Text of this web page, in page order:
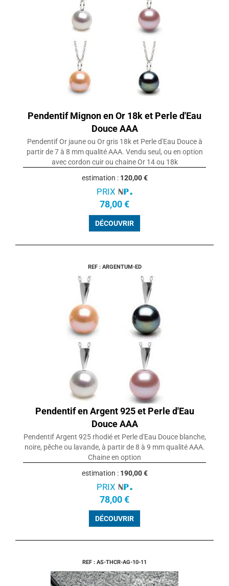
Pendentif Mignon en Or 18k et Perle d'Eau
Douce AAA
Pendentif Or jaune ou Or gris 18k et Perle d'Eau Douce à
partir de 7 à 8 mm qualité AAA. Vendu seul, ou en option
avec cordon cuir ou chaine Or 14 ou 18k
estimation : 120,00 €
PRIX
78,00 €
DÉCOUVRIR
REF : ARGENTUM-ED
Pendentif en Argent 925 et Perle d'Eau
Douce AAA
Pendentif Argent 925 rhodié et Perle d'Eau Douce blanche,
noire, pêche ou lavande, à partir de 8 à 9 mm qualité AAA.
Chaine en option
estimation : 190,00 €
PRIX
78,00 €
DÉCOUVRIR
REF : AS-THCR-AG-10-11